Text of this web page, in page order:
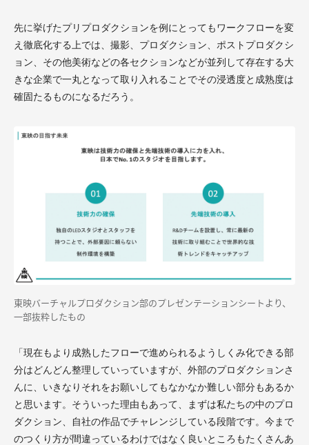
先に挙げたプリプロダクションを例にとってもワークフローを変
え徹底化する上では、撮影、プロダクション、ポストプロダクシ
ョン、その他美術などの各セクションなどが並列して存在する大
きな企業で一丸となって取り入れることでその浸透度と成熟度は
確固たるものになるだろう。
東映バーチャルプロダクション部のプレゼンテーションシートより、
一部抜粋したもの
「現在もより成熟したフローで進められるようしくみ化できる部
分はどんどん整理していっていますが、外部のプロダクションさ
んに、いきなりそれをお願いしてもなかなか難しい部分もあるか
と思います。そういった理由もあって、まずは私たちの中のプロ
ダクション、自社の作品でチャレンジしている段階です。今まで
のつくり方が間違っているわけではなく良いところもたくさんあ